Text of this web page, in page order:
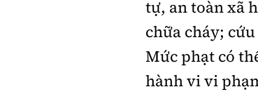
tự, an toàn xã
chữa cháy;
Mức phạt có
hành vi vi